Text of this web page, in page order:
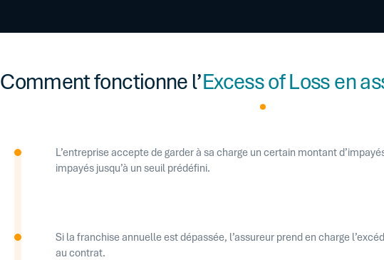
Comment fonctionne l’Excess of Loss en
L’entreprise accepte de garder à sa charge un certain montant
impayés jusqu’à un seuil prédéfini.
Si la franchise annuelle est dépassée, l’assureur prend en charge
au contrat.